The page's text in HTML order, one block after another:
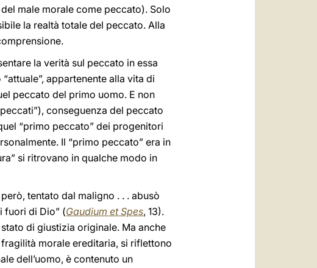
male morale come peccato). Solo
la realtà totale del peccato. Alla
la verità sul peccato in essa
appartenente alla vita di
peccato del primo uomo. E non
conseguenza del peccato
“primo peccato” dei progenitori
Il “primo peccato” era in
si ritrovano in qualche modo in
tentato dal maligno . . . abusò
fuori di Dio” (Gaudium et Spes, 13).
di giustizia originale. Ma anche
morale ereditaria, si riflettono
dell’uomo, è contenuto un